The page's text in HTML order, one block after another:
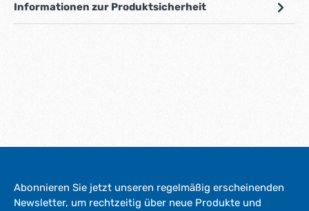
Informationen zur Produktsicherheit
Abonnieren Sie jetzt unseren regelmäßig erscheinenden
Newsletter, um rechtzeitig über neue Produkte und